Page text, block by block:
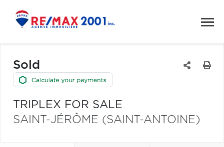
Sold
TRIPLEX FOR SALE
SAINT-JÉRÔME (SAINT-ANTOINE)